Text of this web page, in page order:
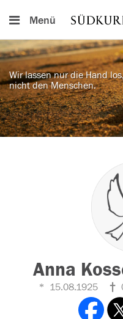
Menü
Wir lassen nur die Hand
nicht den Menschen.
Anna
15.08.1925